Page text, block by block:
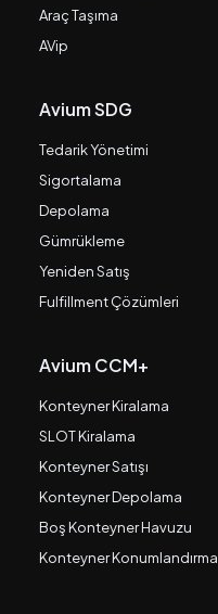
Araç Taşıma
AVip
Avium SDG
Tedarik Yönetimi
Sigortalama
Depolama
Gümrükleme
Yeniden Satış
Fulfillment Çözümleri
Avium CCM+
Konteyner Kiralama
SLOT Kiralama
Konteyner Satışı
Konteyner Depolama
Boş Konteyner Havuzu
Konteyner Konumlandırma